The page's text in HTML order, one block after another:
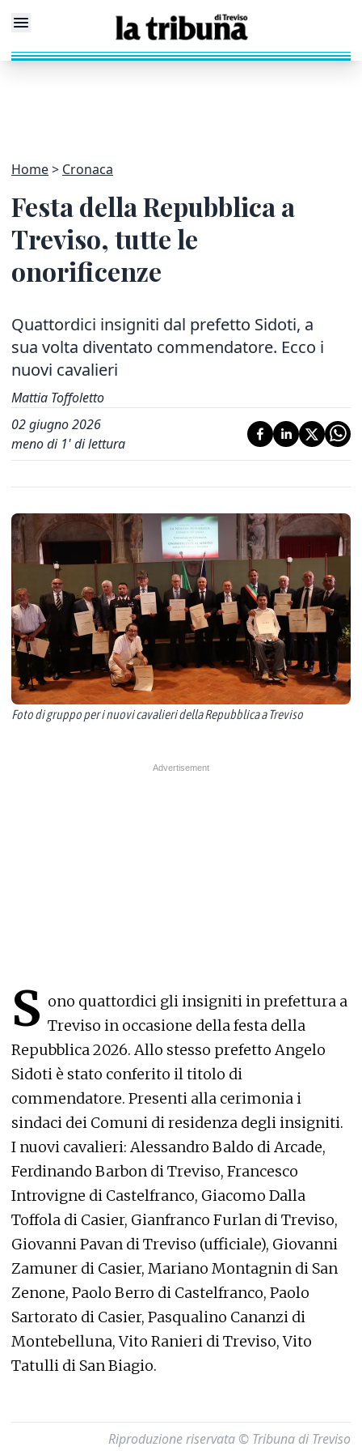
Home Cronaca
Festa della Repubblica a
Treviso, tutte le
onorificenze
Quattordici insigniti dal prefetto Sidoti, a
sua volta diventato commendatore. Ecco i
nuovi cavalieri
Mattia Toffoletto
02 giugno 2026
meno di 1' di lettura
Foto di gruppo per i nuovi cavalieri della Repubblica a Treviso
S ono quattordici gli insigniti in prefettura a
Treviso in occasione della festa della
Repubblica 2026. Allo stesso prefetto Angelo
Sidoti è stato conferito il titolo di
commendatore. Presenti alla cerimonia i
sindaci dei Comuni di residenza degli insigniti.
I nuovi cavalieri: Alessandro Baldo di Arcade,
Ferdinando Barbon di Treviso, Francesco
Introvigne di Castelfranco, Giacomo Dalla
Toffola di Casier, Gianfranco Furlan di Treviso,
Giovanni Pavan di Treviso (ufficiale), Giovanni
Zamuner di Casier, Mariano Montagnin di San
Zenone, Paolo Berro di Castelfranco, Paolo
Sartorato di Casier, Pasqualino Cananzi di
Montebelluna, Vito Ranieri di Treviso, Vito
Tatulli di San Biagio.
Riproduzione riservata © Tribuna di Treviso